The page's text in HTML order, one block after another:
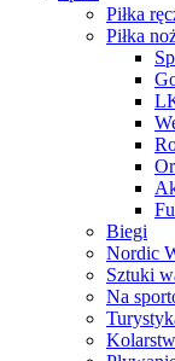
Piłka
Piłka
Biegi
Nordic
Sztuki
Na